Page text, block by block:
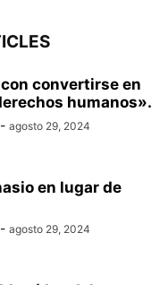
convertirse en
humanos».
- agosto 29, 2024
en lugar de
- agosto 29, 2024